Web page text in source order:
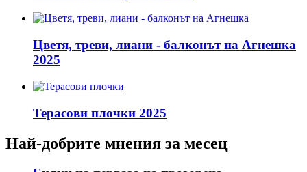
Цветя, треви, лиани - балконът на Агнешка
2025
Терасови плочки 2025
Най-добрите мнения за месец